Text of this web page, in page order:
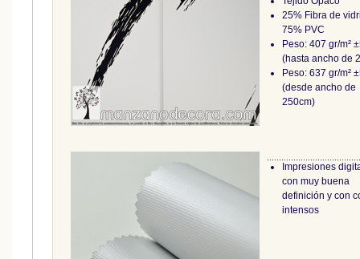
25% Fibra de
75% PVC
Peso: 407 gr/m²
(hasta ancho de
Peso: 637 gr/m²
(desde ancho de
250cm)
Impresiones
con muy buena
definición y con
intensos